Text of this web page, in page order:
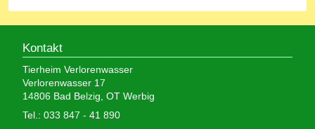
Kontakt
Tierheim Verlorenwasser
Verlorenwasser 17
14806 Bad Belzig, OT Werbig
Tel.: 033 847 - 41 890